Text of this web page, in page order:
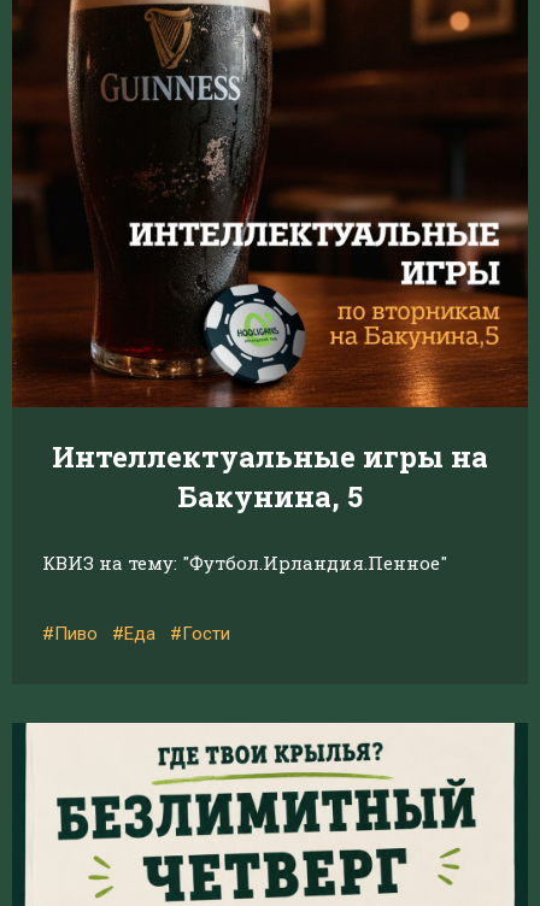
Интеллектуальные игры на
Бакунина, 5
КВИЗ на тему: "Футбол.Ирландия.Пенное"
#Пиво #Еда #Гости